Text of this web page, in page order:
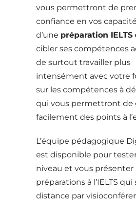
vous permettront de
confiance en vos
d’une préparation IELTS
cibler ses compétences
de surtout travailler plus
intensément avec votre
sur les compétences à
qui vous permettront de
facilement des points à
L’équipe pédagogique
est disponible pour
niveau et vous présenter
préparations à l’IELTS
distance par